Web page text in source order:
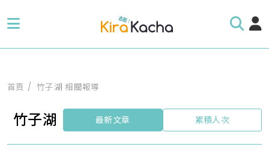
首頁 竹子湖 相關報導
竹子湖 最新文章 累積人次